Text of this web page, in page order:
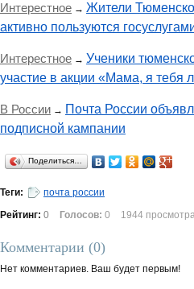
Интерестное → Жители
активно пользуются
Интерестное → Ученики
участие в акции «Мама, я тебя
В России → Почта России
подписной кампании
Поделиться…
Теги:
почта россии
Рейтинг: 0 Голосов: 0 1944
Комментарии (0)
Нет комментариев. Ваш будет первым!